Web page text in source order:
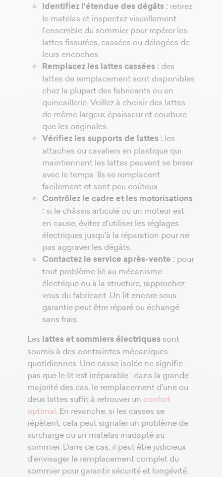
Identifiez l'étendue des dégâts : retirez
le matelas et inspectez visuellement
l'ensemble du sommier pour repérer les
lattes fissurées, cassées ou délogées de
leurs encoches.
Remplacez les lattes cassées : des
lattes de remplacement sont disponibles
chez la plupart des fabricants ou en
quincaillerie. Veillez à choisir des lattes
de même largeur, épaisseur et courbure
que les originales.
Vérifiez les supports de lattes : les
attaches ou cavaliers en plastique qui
maintiennent les lattes peuvent se briser
avec le temps. Ils se remplacent
facilement et sont peu coûteux.
Contrôlez le cadre et les motorisations
: si le châssis articulé ou un moteur est
en cause, évitez d'utiliser les réglages
électriques jusqu'à la réparation pour ne
pas aggraver les dégâts.
Contactez le service après-vente : pour
tout problème lié au mécanisme
électrique ou à la structure, rapprochez-
vous du fabricant. Un lit encore sous
garantie peut être réparé ou échangé
sans frais.
Les lattes et sommiers électriques sont
soumis à des contraintes mécaniques
quotidiennes. Une casse isolée ne signifie
pas que le lit est irréparable : dans la grande
majorité des cas, le remplacement d'une ou
deux lattes suffit à retrouver un confort
optimal. En revanche, si les casses se
répètent, cela peut signaler un problème de
surcharge ou un matelas inadapté au
sommier. Dans ce cas, il peut être judicieux
d'envisager le remplacement complet du
sommier pour garantir sécurité et longévité.